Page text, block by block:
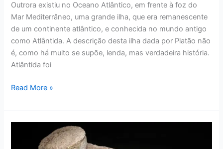
Outrora existiu no Oceano Atlântico, em frente à foz do
Mar Mediterrâneo, uma grande ilha, que era remanescente
de um continente atlântico, e conhecida no mundo antigo
como Atlântida. A descrição desta ilha dada por Platão não
é, como há muito se supõe, lenda, mas verdadeira história.
Atlântida foi
Read More »